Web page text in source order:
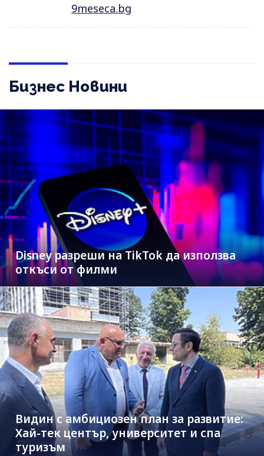
9meseca.bg
Бизнес Новини
Disney разреши на TikTok да използва
откъси от филми
Видин с амбициозен план за развитие:
Хай-тек център, университет и спа
туризъм